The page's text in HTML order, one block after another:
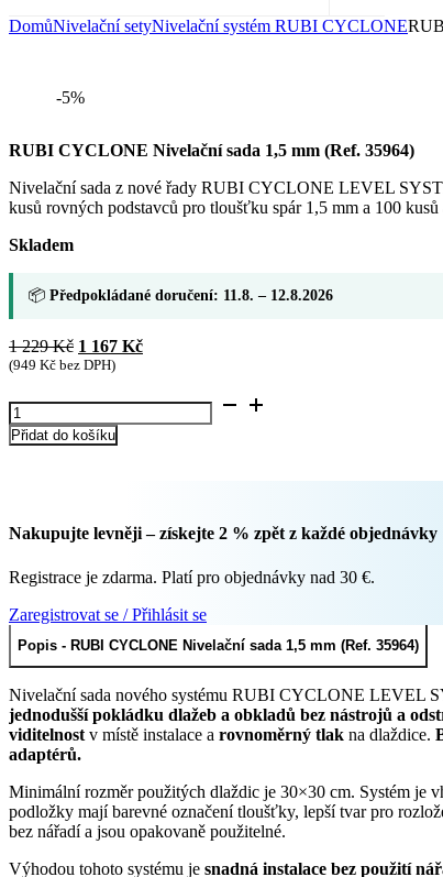
DomůNivelační setyNivelační systém RUBI CYCLONE
-5%
RUBI CYCLONE Nivelační sada 1,5 mm (Ref. 35964)
Nivelační sada z nové řady RUBI CYCLONE LEVEL
kusů rovných podstavců pro tloušťku spár 1,5 mm a 100
Skladem
📦 Předpokládané doručení: 11.8. – 12.8.2026
1 229Kč Původní
cena
1
229 Kč.
1 167 KčAktuální
1
167 Kč.
(949 Kč bez DPH)
RUBI
CYCLONE
Nivelační
35964)
Přidat do košíku
Nakupujte levněji – získejte 2 % zpět z každé objednávky
Registrace je zdarma. Platí pro objednávky nad 30 €.
Zaregistrovat se / Přihlásit se
Popis - RUBI CYCLONE Nivelační sada 1,5 mm (Ref. 35964)
Nivelační sada nového systému RUBI CYCLONE LEVEL
jednodušší pokládku dlažeb a obkladů bez nástrojů a
viditelnost v místě instalace a rovnoměrný tlak na dlaždice.
adaptérů.
Minimální rozměr použitých dlaždic je 30×30 cm. Systém je
podložky mají barevné označení tloušťky, lepší tvar pro
bez nářadí a jsou opakovaně použitelné.
Výhodou tohoto systému je snadná instalace bez použití